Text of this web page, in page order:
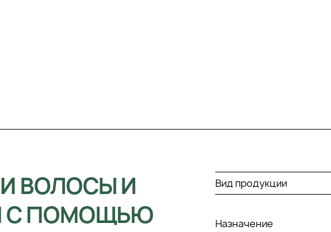
ВОЛОСЫ И
С ПОМОЩЬЮ
Вид продукции
Назначение